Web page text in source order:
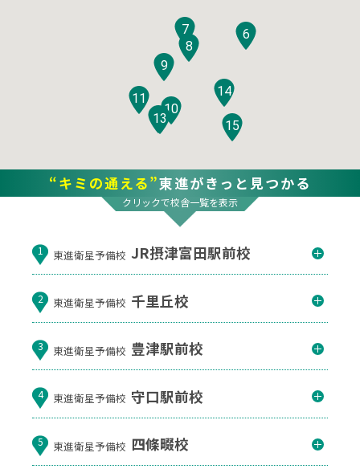
6
7
8
9
10
11
12
13
14
15
“キミの通える”東進がきっと見つかる
クリックで校舎一覧を表示
1 東進衛星予備校 JR摂津富田駅前校
2 東進衛星予備校 千里丘校
3 東進衛星予備校 豊津駅前校
4 東進衛星予備校 守口駅前校
5 東進衛星予備校 四條畷校